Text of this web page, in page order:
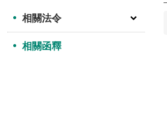
相關法令
相關函釋